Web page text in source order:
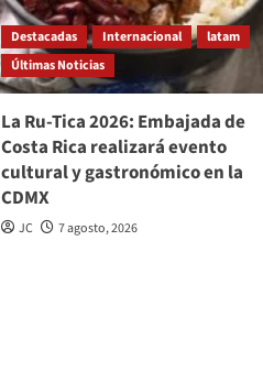
Destacadas Internacional
latam
Últimas Noticias
La Ru-Tica 2026: Embajada de
Costa Rica realizará evento
cultural y gastronómico en la
CDMX
JC 7 agosto, 2026